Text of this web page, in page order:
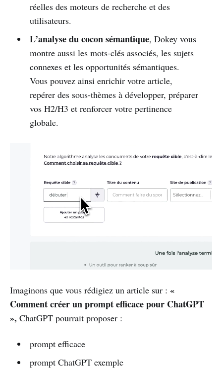
réelles des moteurs de recherche et des
utilisateurs.
L’analyse du cocon sémantique, Dokey vous
montre aussi les mots-clés associés, les sujets
connexes et les opportunités sémantiques.
Vous pouvez ainsi enrichir votre article,
repérer des sous-thèmes à développer, préparer
vos H2/H3 et renforcer votre pertinence
globale.
Imaginons que vous rédigiez un article sur : «
Comment créer un prompt efficace pour ChatGPT
», ChatGPT pourrait proposer :
prompt efficace
prompt ChatGPT exemple